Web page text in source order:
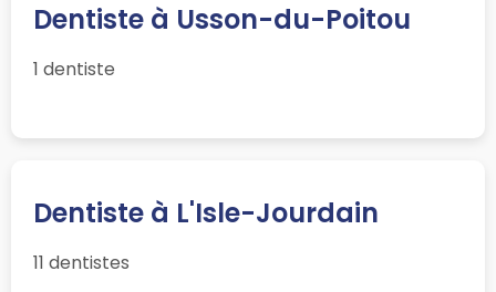
Dentiste à Usson-du-Poitou
1 dentiste
Dentiste à L'Isle-Jourdain
11 dentistes